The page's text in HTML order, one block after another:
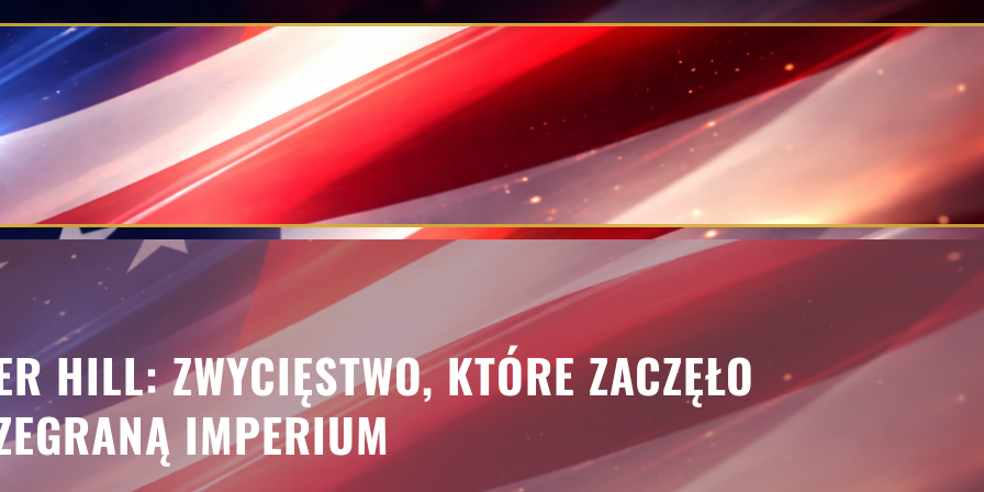
HILL: ZWYCIĘSTWO, KTÓRE ZACZĘŁO
IMPERIUM